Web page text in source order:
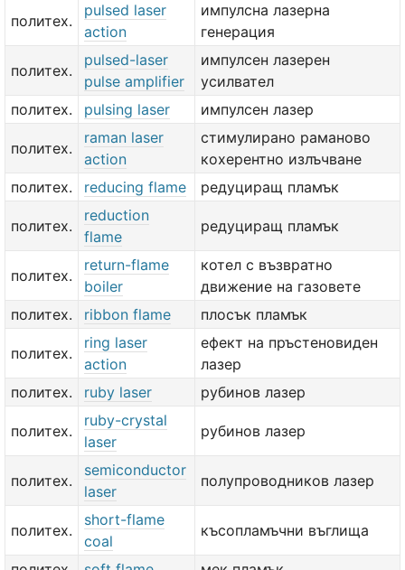
политех.
pulsed laser
action
импулсна лазерна
генерация
политех.
pulsed-laser
pulse amplifier
импулсен лазерен
усилвател
политех.
pulsing laser импулсен лазер
политех.
raman laser
action
стимулирано раманово
кохерентно излъчване
политех.
reducing flame редуциращ пламък
политех.
reduction
flame
редуциращ пламък
политех.
return-flame
boiler
котел с възвратно
движение на газовете
политех.
ribbon flame плосък пламък
политех.
ring laser
action
ефект на пръстеновиден
лазер
политех.
ruby laser рубинов лазер
политех.
ruby-crystal
laser
рубинов лазер
политех.
semiconductor
laser
полупроводников лазер
политех.
short-flame
coal
късопламъчни въглища